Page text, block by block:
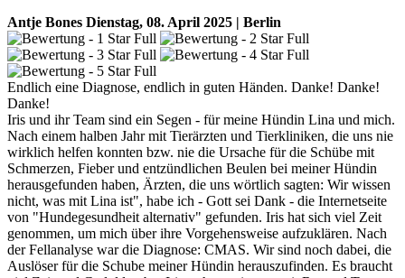
Antje Bones Dienstag, 08. April 2025 | Berlin
Endlich eine Diagnose, endlich in guten Händen. Danke! Danke!
Danke!
Iris und ihr Team sind ein Segen - für meine Hündin Lina und mich.
Nach einem halben Jahr mit Tierärzten und Tierkliniken, die uns nie
wirklich helfen konnten bzw. nie die Ursache für die Schübe mit
Schmerzen, Fieber und entzündlichen Beulen bei meiner Hündin
herausgefunden haben, Ärzten, die uns wörtlich sagten: Wir wissen
nicht, was mit Lina ist", habe ich - Gott sei Dank - die Internetseite
von "Hundegesundheit alternativ" gefunden. Iris hat sich viel Zeit
genommen, um mich über ihre Vorgehensweise aufzuklären. Nach
der Fellanalyse war die Diagnose: CMAS. Wir sind noch dabei, die
Auslöser für die Schube meiner Hündin herauszufinden. Es braucht